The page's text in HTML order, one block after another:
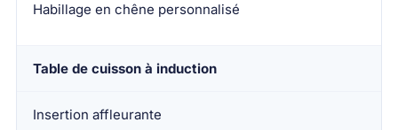
Habillage en chêne personnalisé
Table de cuisson à induction
Insertion affleurante